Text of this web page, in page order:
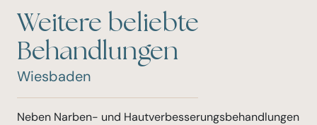
Weitere beliebte
Behandlungen
Wiesbaden
Neben Narben- und Hautverbesserungsbehandlungen